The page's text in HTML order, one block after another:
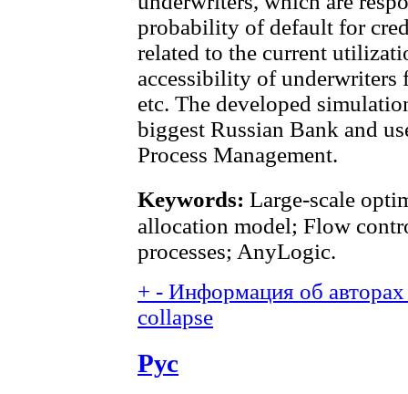
probability of default for
related to the current
accessibility of underwriters
etc. The developed
biggest Russian Bank and
Process Management.
Keywords: Large-scale
allocation model; Flow
processes; AnyLogic.
+ - Информация об
collapse
Рус